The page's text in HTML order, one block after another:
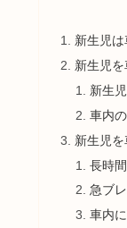
新生児
新生児
新生
車内
新生児
長時
急ブ
車内